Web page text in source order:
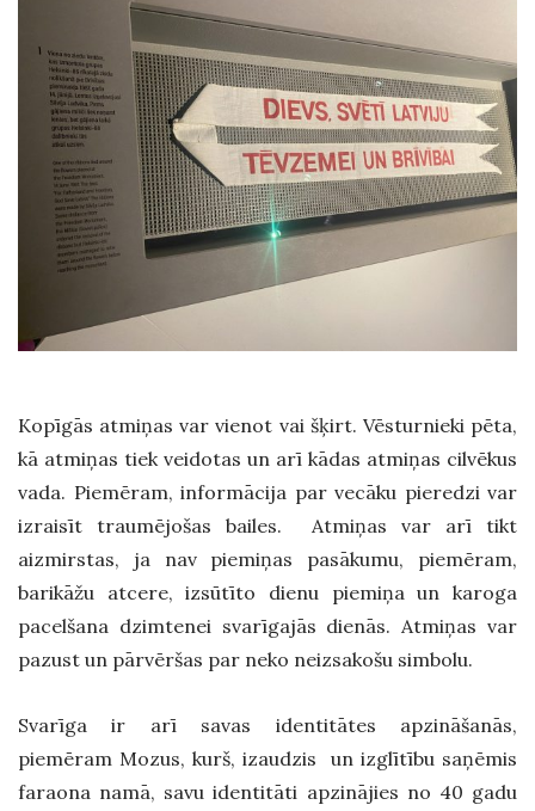
Kopīgās atmiņas var vienot vai šķirt. Vēsturnieki pēta,
kā atmiņas tiek veidotas un arī kādas atmiņas cilvēkus
vada. Piemēram, informācija par vecāku pieredzi var
izraisīt traumējošas bailes. Atmiņas var arī tikt
aizmirstas, ja nav piemiņas pasākumu, piemēram,
barikāžu atcere, izsūtīto dienu piemiņa un karoga
pacelšana dzimtenei svarīgajās dienās. Atmiņas var
pazust un pārvēršas par neko neizsakošu simbolu.
Svarīga ir arī savas identitātes apzināšanās,
piemēram Mozus, kurš, izaudzis un izglītību saņēmis
faraona namā, savu identitāti apzinājies no 40 gadu